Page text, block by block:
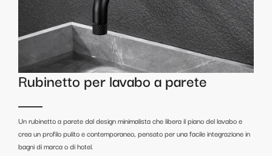
Rubinetto per lavabo a parete
Un rubinetto a parete dal design minimalista che libera il piano del lavabo e
crea un profilo pulito e contemporaneo, pensato per una facile integrazione in
bagni di marca o di hotel.